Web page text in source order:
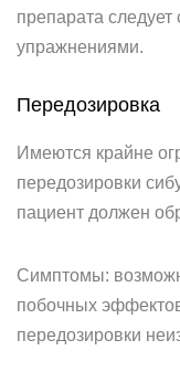
препарата следует
упражнениями.
Передозировка
Имеются крайне
передозировки
пациент должен
Симптомы:
побочных
передозировки